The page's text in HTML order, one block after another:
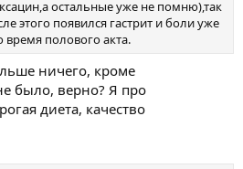
остальные уже не помню),так
этого появился гастрит и боли уже
полового акта.
ничего, кроме
было, верно? Я про
диета, качество